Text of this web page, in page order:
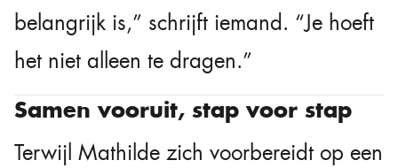
belangrijk is,” schrijft iemand. “Je hoeft
het niet alleen te dragen.”
Samen vooruit, stap voor stap
Terwijl Mathilde zich voorbereidt op een